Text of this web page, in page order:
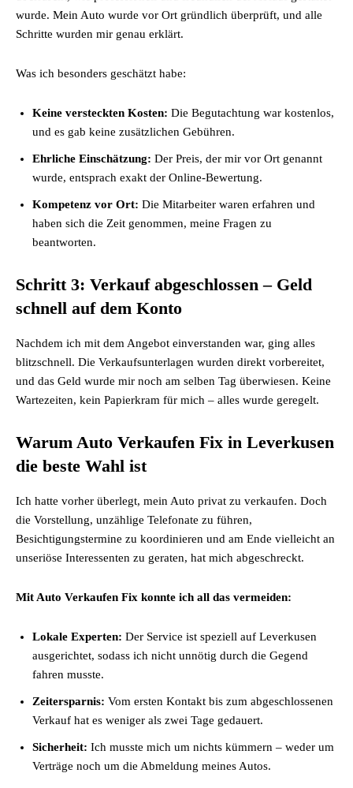
wurde. Mein Auto wurde vor Ort gründlich überprüft, und alle
Schritte wurden mir genau erklärt.
Was ich besonders geschätzt habe:
Keine versteckten Kosten: Die Begutachtung war kostenlos,
und es gab keine zusätzlichen Gebühren.
Ehrliche Einschätzung: Der Preis, der mir vor Ort genannt
wurde, entsprach exakt der Online-Bewertung.
Kompetenz vor Ort: Die Mitarbeiter waren erfahren und
haben sich die Zeit genommen, meine Fragen zu
beantworten.
Schritt 3: Verkauf abgeschlossen – Geld
schnell auf dem Konto
Nachdem ich mit dem Angebot einverstanden war, ging alles
blitzschnell. Die Verkaufsunterlagen wurden direkt vorbereitet,
und das Geld wurde mir noch am selben Tag überwiesen. Keine
Wartezeiten, kein Papierkram für mich – alles wurde geregelt.
Warum Auto Verkaufen Fix in Leverkusen
die beste Wahl ist
Ich hatte vorher überlegt, mein Auto privat zu verkaufen. Doch
die Vorstellung, unzählige Telefonate zu führen,
Besichtigungstermine zu koordinieren und am Ende vielleicht an
unseriöse Interessenten zu geraten, hat mich abgeschreckt.
Mit Auto Verkaufen Fix konnte ich all das vermeiden:
Lokale Experten: Der Service ist speziell auf Leverkusen
ausgerichtet, sodass ich nicht unnötig durch die Gegend
fahren musste.
Zeitersparnis: Vom ersten Kontakt bis zum abgeschlossenen
Verkauf hat es weniger als zwei Tage gedauert.
Sicherheit: Ich musste mich um nichts kümmern – weder um
Verträge noch um die Abmeldung meines Autos.